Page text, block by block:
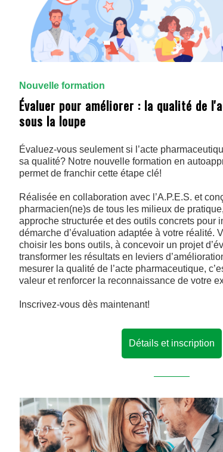
Nouvelle formation
Évaluer pour améliorer : la qualité de
sous la loupe
Évaluez-vous seulement si l’acte
sa qualité? Notre nouvelle formation en
permet de franchir cette étape clé!
Réalisée en collaboration avec l’A.P.E.S. et
pharmacien(ne)s de tous les milieux de
approche structurée et des outils concrets pour
démarche d’évaluation adaptée à votre réalité.
choisir les bons outils, à concevoir un projet
transformer les résultats en leviers
mesurer la qualité de l’acte pharmaceutique,
valeur et renforcer la reconnaissance de votre
Inscrivez-vous dès maintenant!
Détails et inscription